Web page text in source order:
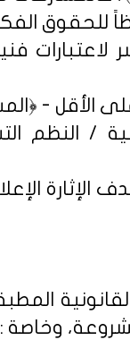
/ النظم
وخاصة :